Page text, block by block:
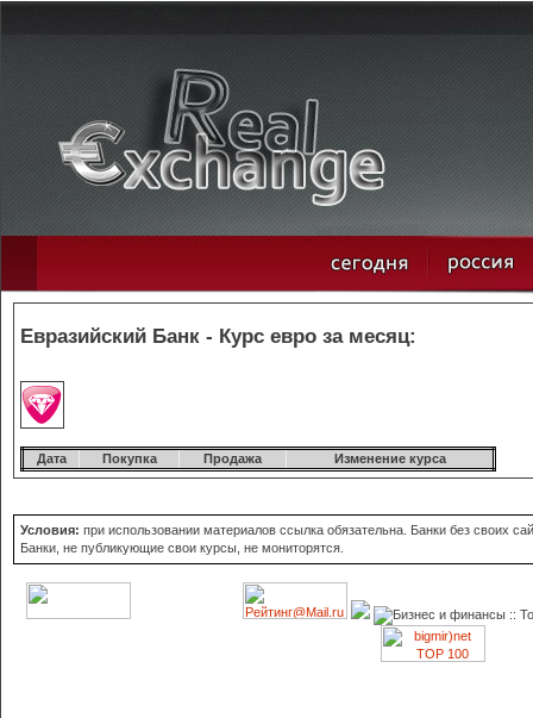
Евразийский Банк - Курс евро за месяц:
Дата Покупка Продажа Изменение курса
Условия: при использовании материалов ссылка обязательна. Банки без своих
Банки, не публикующие свои курсы, не мониторятся.